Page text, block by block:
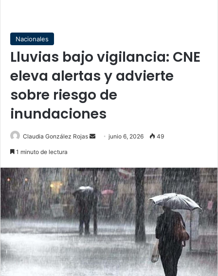
Nacionales
Lluvias bajo vigilancia: CNE
eleva alertas y advierte
sobre riesgo de
inundaciones
Claudia González Rojas
Sendjunio 6, 2026 49
1 minuto de lectura